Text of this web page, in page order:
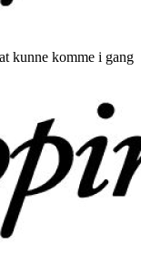
kunne komme i gang